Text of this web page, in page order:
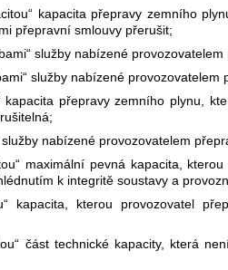
kapacita přepravy zemního
přepravní smlouvy přerušit;
služby nabízené
služby nabízené
kapacita přepravy zemního plynu,
služby nabízené provozovatelem
maximální pevná kapacita,
k integritě soustavy a
kapacita, kterou provozovatel
část technické kapacity, která